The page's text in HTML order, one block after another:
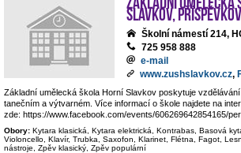
Slavkov,
Školní námestí 214,
725 958 888
e-mail
www.zushslavkov.cz,
Základní umělecká škola Horní Slavkov poskytuje vzdělávání
tanečním a výtvarném. Více informací o škole najdete na
zde: https://www.facebook.com/events/606269642854165/
Obory: Kytara klasická, Kytara elektrická, Kontrabas, Basová
Violoncello, Klavír, Trubka, Saxofon, Klarinet, Flétna, Fagot,
nástroje, Zpěv klasický, Zpěv populární